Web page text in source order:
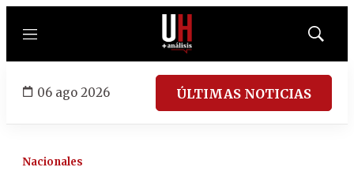
Menú
Mostrar
06 ago 2026 ÚLTIMAS NOTICIAS
Nacionales